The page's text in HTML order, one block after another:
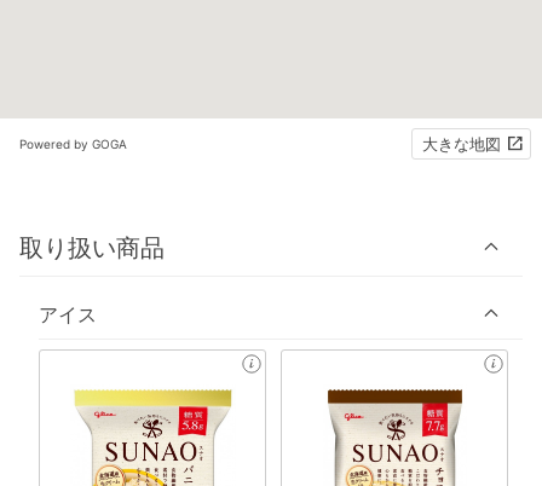
Powered by GOGA 大きな地図
取り扱い商品
アイス